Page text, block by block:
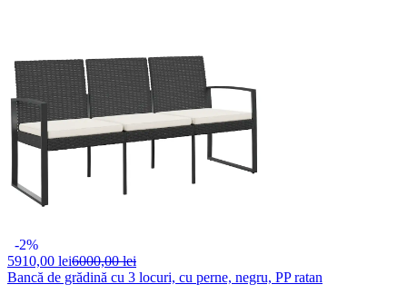
-2%
5910,00 lei6000,00 lei
Bancă de grădină cu 3 locuri, cu perne, negru, PP ratan